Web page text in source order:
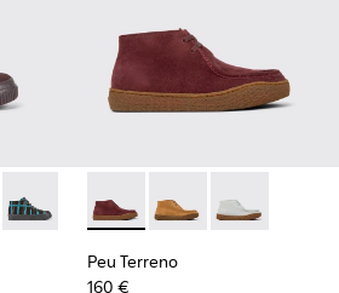
- Botines de textil burdeos para
006
- K400742-005
Peu Roda - K400742-004
Peu Roda - K400742-003
Peu Roda - K400742-001
Peu Terreno - K400813-
Peu Terreno -Peu Terreno
Peu Terreno
160 €